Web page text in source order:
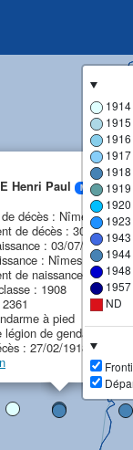
Henri Paul
MPF
décès : Nîmes
de décès : 30 - Gard
: 03/07/1888
: Nîmes
de naissance : 30 -
: 1908
à pied
légion de gendarmerie
: 27/02/1918
1914
1915
1916
1917
1918
1919
1920
1923
1943
1944
1948
1957
ND